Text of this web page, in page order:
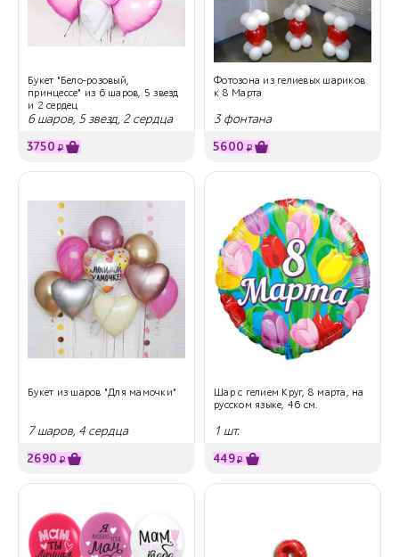
Букет "Бело-розовый,
принцессе" из 6 шаров, 5 звезд
и 2 сердец
6 шаров, 5 звезд, 2 сердца
3750 ₽
Фотозона из гелиевых шариков
к 8 Марта
3 фонтана
5600 ₽
Букет из шаров "Для мамочки"
7 шаров, 4 сердца
2690 ₽
Шар с гелием Круг, 8 марта, на
русском языке, 46 см.
1 шт.
449₽